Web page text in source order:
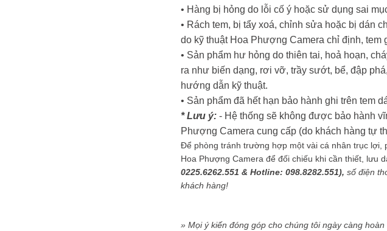
• Hàng bị hỏng do lỗi cố ý hoặc sử dụng sai
• Rách tem, bị tẩy xoá, chỉnh sửa hoặc bị dán
do kỹ thuật Hoa Phượng Camera chỉ định, tem
• Sản phẩm hư hỏng do thiên tai, hoả hoạn,
ra như biến dạng, rơi vỡ, trầy sướt, bể, đập
hướng dẫn kỹ thuật.
• Sản phẩm đã hết hạn bảo hành ghi trên tem
* Lưu ý: - Hệ thống sẽ không được bảo hành
Phượng Camera cung cấp (do khách hàng tự
Để phòng tránh trường hợp một vài cá nhân trục lợi,
Hoa Phượng Camera để đối chiếu khi cần thiết, lưu
0225.6262.551 & Hotline: 098.8282.551), số điện
khách hàng!
» Mọi ý kiến đóng góp cho chúng tôi ngày càng